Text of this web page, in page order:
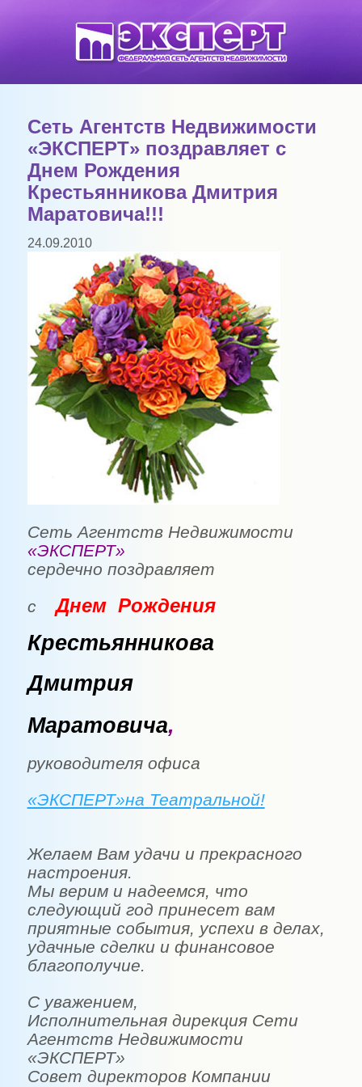
Сеть Агентств Недвижимости
«ЭКСПЕРТ» поздравляет с
Днем Рождения
Крестьянникова Дмитрия
Маратовича!!!
24.09.2010
Сеть Агентств Недвижимости
«ЭКСПЕРТ»
сердечно поздравляет
сДнем Рождения
Крестьянникова
Дмитрия
Маратовича,
руководителя офиса
«ЭКСПЕРТ»на Театральной!
Желаем Вам удачи и прекрасного
настроения.
Мы верим и надеемся, что
следующий год принесет вам
приятные события, успехи в делах,
удачные сделки и финансовое
благополучие.
С уважением,
Исполнительная дирекция Сети
Агентств Недвижимости
«ЭКСПЕРТ»
Совет директоров Компании